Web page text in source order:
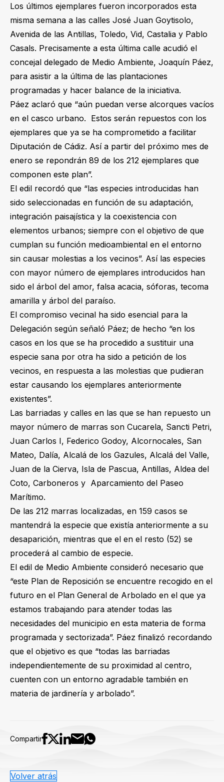
Los últimos ejemplares fueron incorporados esta
misma semana a las calles José Juan Goytisolo,
Avenida de las Antillas, Toledo, Vid, Castalia y Pablo
Casals. Precisamente a esta última calle acudió el
concejal delegado de Medio Ambiente, Joaquín Páez,
para asistir a la última de las plantaciones
programadas y hacer balance de la iniciativa.
Páez aclaró que “aún puedan verse alcorques vacíos
en el casco urbano. Estos serán repuestos con los
ejemplares que ya se ha comprometido a facilitar
Diputación de Cádiz. Así a partir del próximo mes de
enero se repondrán 89 de los 212 ejemplares que
componen este plan”.
El edil recordó que “las especies introducidas han
sido seleccionadas en función de su adaptación,
integración paisajística y la coexistencia con
elementos urbanos; siempre con el objetivo de que
cumplan su función medioambiental en el entorno
sin causar molestias a los vecinos”. Así las especies
con mayor número de ejemplares introducidos han
sido el árbol del amor, falsa acacia, sóforas, tecoma
amarilla y árbol del paraíso.
El compromiso vecinal ha sido esencial para la
Delegación según señaló Páez; de hecho “en los
casos en los que se ha procedido a sustituir una
especie sana por otra ha sido a petición de los
vecinos, en respuesta a las molestias que pudieran
estar causando los ejemplares anteriormente
existentes”.
Las barriadas y calles en las que se han repuesto un
mayor número de marras son Cucarela, Sancti Petri,
Juan Carlos I, Federico Godoy, Alcornocales, San
Mateo, Dalía, Alcalá de los Gazules, Alcalá del Valle,
Juan de la Cierva, Isla de Pascua, Antillas, Aldea del
Coto, Carboneros y Aparcamiento del Paseo
Marítimo.
De las 212 marras localizadas, en 159 casos se
mantendrá la especie que existía anteriormente a su
desaparición, mientras que el en el resto (52) se
procederá al cambio de especie.
El edil de Medio Ambiente consideró necesario que
“este Plan de Reposición se encuentre recogido en el
futuro en el Plan General de Arbolado en el que ya
estamos trabajando para atender todas las
necesidades del municipio en esta materia de forma
programada y sectorizada”. Páez finalizó recordando
que el objetivo es que “todas las barriadas
independientemente de su proximidad al centro,
cuenten con un entorno agradable también en
materia de jardinería y arbolado”.
Compartir
Volver atrás